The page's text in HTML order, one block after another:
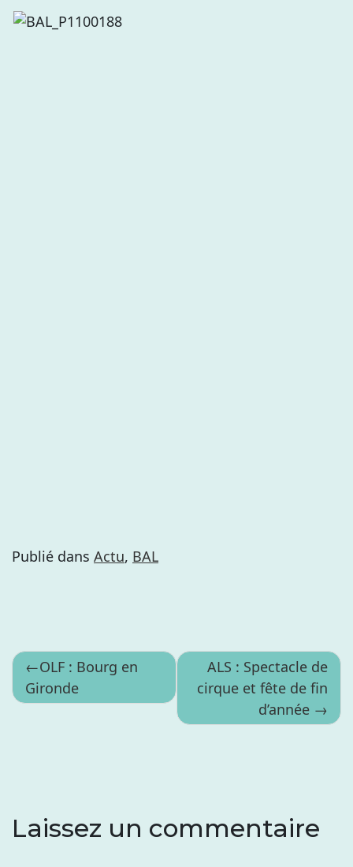
Publié dans Actu, BAL
Navigation
de
OLF : Bourg en
Gironde
ALS : Spectacle de
cirque et fête de fin
d’année
Laissez un commentaire